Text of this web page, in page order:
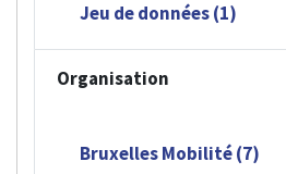
Jeu de données (1)
Organisation
Bruxelles Mobilité (7)